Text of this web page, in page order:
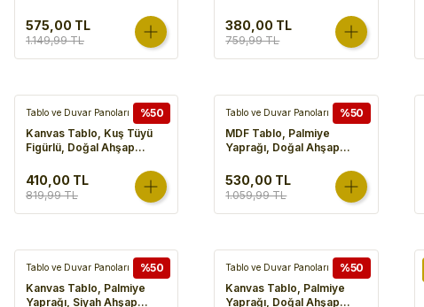
Gold Kabartmalı, Gold-
Mavi - 50x3x70 cm
575,00 TL
1.149,99 TL
Kabartmalı, Gold-Beyaz -
45x2,5x60 cm
380,00 TL
759,99 TL
%50
Tablo ve Duvar Panoları
Kanvas Tablo, Kuş Tüyü
Figürlü, Doğal Ahşap
Kabartmalı, Mavi-Beyaz -
45x2,5x60 cm
410,00 TL
819,99 TL
%50
Tablo ve Duvar Panoları
MDF Tablo, Palmiye
Yaprağı, Doğal Ahşap
Kabartmalı, Somon-
Kahverengi - 50x2,5x70
530,00 TL
1.059,99 TL
%50
Tablo ve Duvar Panoları
Kanvas Tablo, Palmiye
Yaprağı, Siyah Ahşap
%50
Tablo ve Duvar Panoları
Kanvas Tablo, Palmiye
Yaprağı, Doğal Ahşap